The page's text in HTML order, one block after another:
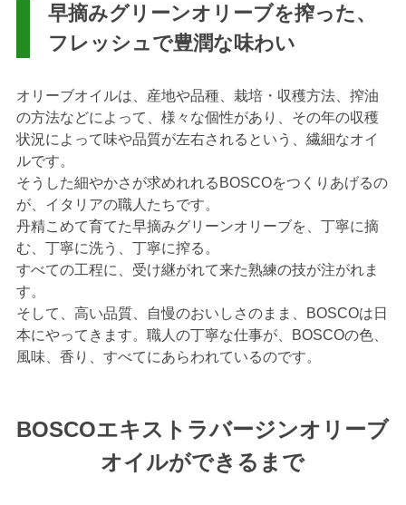
早摘みグリーンオリーブを搾った、
フレッシュで豊潤な味わい
オリーブオイルは、産地や品種、栽培・収穫方法、搾油
の方法などによって、様々な個性があり、その年の収穫
状況によって味や品質が左右されるという、繊細なオイ
ルです。
そうした細やかさが求めれれるBOSCOをつくりあげるの
が、イタリアの職人たちです。
丹精こめて育てた早摘みグリーンオリーブを、丁寧に摘
む、丁寧に洗う、丁寧に搾る。
すべての工程に、受け継がれて来た熟練の技が注がれま
す。
そして、高い品質、自慢のおいしさのまま、BOSCOは日
本にやってきます。職人の丁寧な仕事が、BOSCOの色、
風味、香り、すべてにあらわれているのです。
BOSCOエキストラバージンオリーブ
オイルができるまで